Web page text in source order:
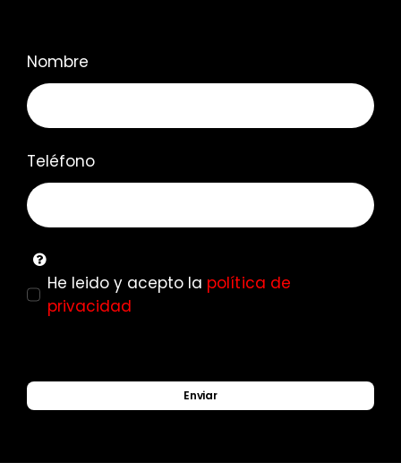
Nombre
Teléfono
He leido y acepto la política de
privacidad
Enviar